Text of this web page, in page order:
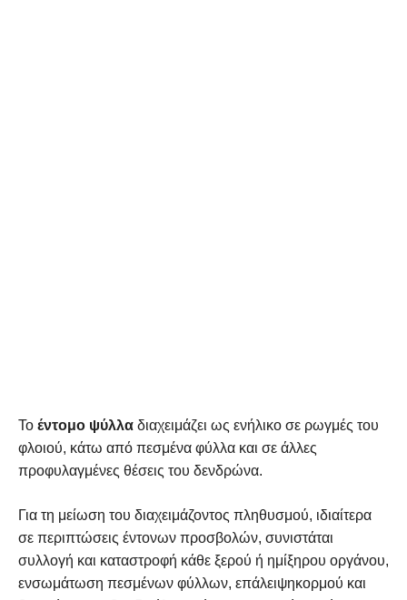
Το έντομο ψύλλα διαχειμάζει ως ενήλικο σε ρωγμές του
φλοιού, κάτω από πεσμένα φύλλα και σε άλλες
προφυλαγμένες θέσεις του δενδρώνα.
Για τη μείωση του διαχειμάζοντος πληθυσμού, ιδιαίτερα
σε περιπτώσεις έντονων προσβολών, συνιστάται
συλλογή και καταστροφή κάθε ξερού ή ημίξηρου οργάνου,
ενσωμάτωση πεσμένων φύλλων, επάλειψηκορμού και